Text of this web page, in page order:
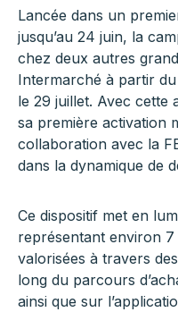
Lancée dans un
jusqu’au 24 juin, la
chez deux autres
Intermarché à partir
le 29 juillet. Avec cette
sa première activation
collaboration avec la
dans la dynamique de
Ce dispositif met en
représentant environ
valorisées à travers
long du parcours
ainsi que sur